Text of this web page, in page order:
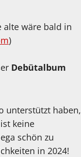
alte wäre bald in
)
Debütalbum
unterstützt haben,
keine
schön zu
in 2024!